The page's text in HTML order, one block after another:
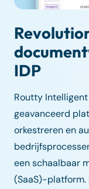
IDP
Routty
geavanceerd
orkestreren en
een schaalbaar
(SaaS)-